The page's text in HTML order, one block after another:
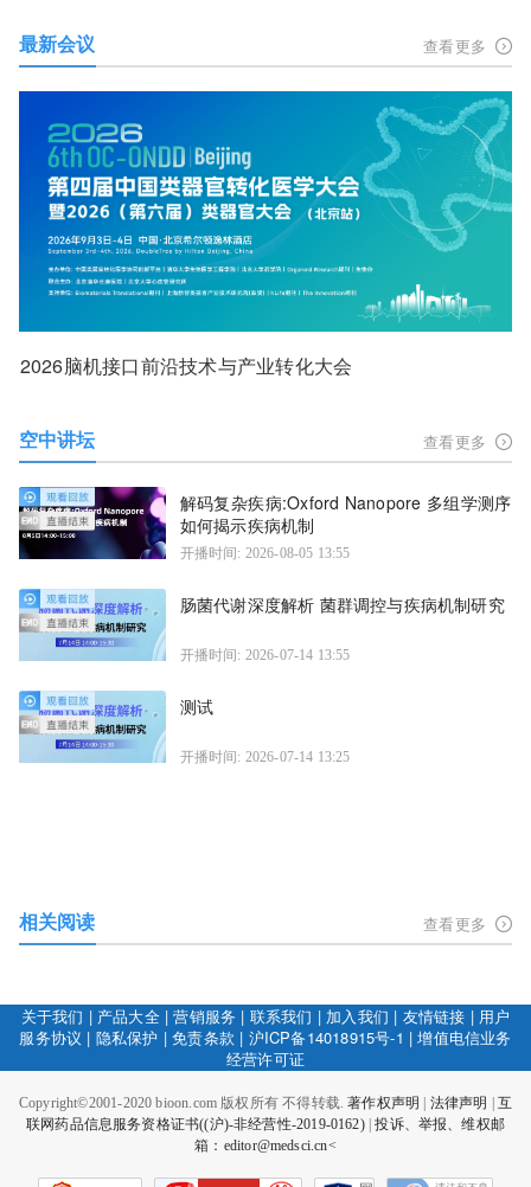
最新会议 查看更多
2026脑机接口前沿技术与产业转化大会
空中讲坛 查看更多
解码复杂疾病:Oxford Nanopore 多组学测序
如何揭示疾病机制
开播时间: 2026-08-05 13:55
肠菌代谢深度解析 菌群调控与疾病机制研究
开播时间: 2026-07-14 13:55
测试
开播时间: 2026-07-14 13:25
相关阅读 查看更多
关于我们 | 产品大全|营销服务 | 联系我们 | 加入我们 | 友情链接 | 用户
服务协议 | 隐私保护 |免责条款 | 沪ICP备14018915号-1 |增值电信业务
经营许可证
Copyright©2001-2020 bioon.com 版权所有 不得转载.著作权声明 法律声明
互
联网药品信息服务资格证书((沪)-非经营性-2019-0162)|投诉、举报、维权邮
箱：editor@medsci.cn<